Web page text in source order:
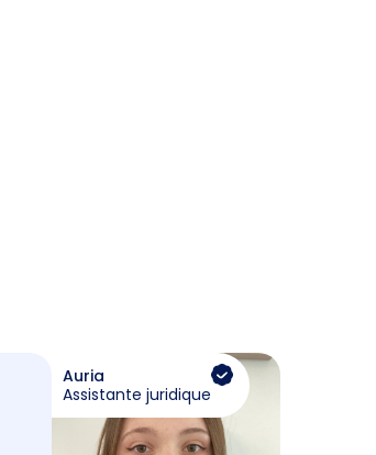
Auria
Assistante juridique